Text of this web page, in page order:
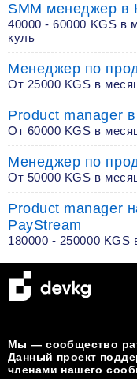
SMM менеджер в
40000 - 60000 KGS
куль
Менеджер по
От 25000 KGS в
Product manager
От 60000 KGS в
Менеджер по
От 50000 KGS в
Product manager
PayStream
180000 - 250000
Мы — сообщество
Данный проект
членами нашего